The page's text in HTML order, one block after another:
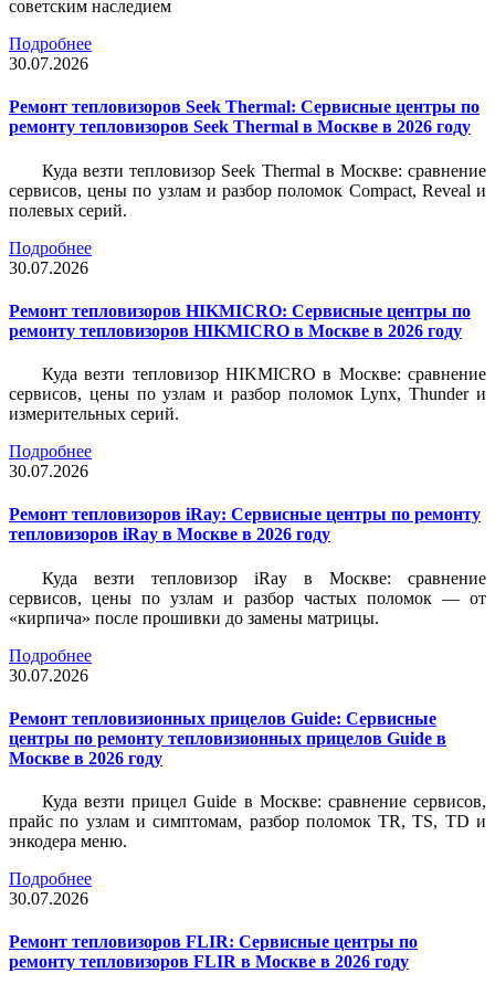
советским наследием
Подробнее
30.07.2026
Ремонт тепловизоров Seek Thermal: Сервисные центры по
ремонту тепловизоров Seek Thermal в Москве в 2026 году
Куда везти тепловизор Seek Thermal в Москве: сравнение
сервисов, цены по узлам и разбор поломок Compact, Reveal и
полевых серий.
Подробнее
30.07.2026
Ремонт тепловизоров HIKMICRO: Сервисные центры по
ремонту тепловизоров HIKMICRO в Москве в 2026 году
Куда везти тепловизор HIKMICRO в Москве: сравнение
сервисов, цены по узлам и разбор поломок Lynx, Thunder и
измерительных серий.
Подробнее
30.07.2026
Ремонт тепловизоров iRay: Сервисные центры по ремонту
тепловизоров iRay в Москве в 2026 году
Куда везти тепловизор iRay в Москве: сравнение
сервисов, цены по узлам и разбор частых поломок — от
«кирпича» после прошивки до замены матрицы.
Подробнее
30.07.2026
Ремонт тепловизионных прицелов Guide: Сервисные
центры по ремонту тепловизионных прицелов Guide в
Москве в 2026 году
Куда везти прицел Guide в Москве: сравнение сервисов,
прайс по узлам и симптомам, разбор поломок TR, TS, TD и
энкодера меню.
Подробнее
30.07.2026
Ремонт тепловизоров FLIR: Сервисные центры по
ремонту тепловизоров FLIR в Москве в 2026 году